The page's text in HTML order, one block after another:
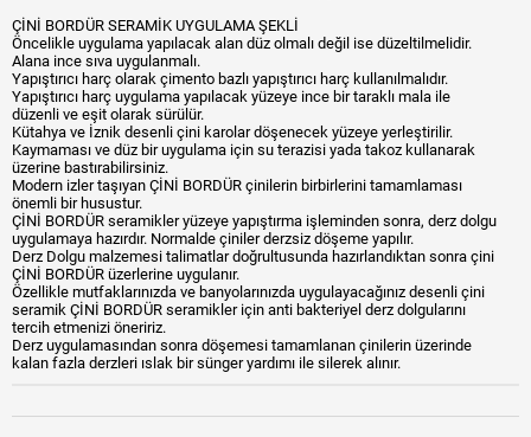
ÇİNİ BORDÜR SERAMİK UYGULAMA ŞEKLİ
Öncelikle uygulama yapılacak alan düz olmalı değil ise düzeltilmelidir.
Alana ince sıva uygulanmalı.
Yapıştırıcı harç olarak çimento bazlı yapıştırıcı harç kullanılmalıdır.
Yapıştırıcı harç uygulama yapılacak yüzeye ince bir taraklı mala ile
düzenli ve eşit olarak sürülür.
Kütahya ve İznik desenli çini karolar döşenecek yüzeye yerleştirilir.
Kaymaması ve düz bir uygulama için su terazisi yada takoz kullanarak
üzerine bastırabilirsiniz.
Modern izler taşıyan ÇİNİ BORDÜR çinilerin birbirlerini tamamlaması
önemli bir husustur.
ÇİNİ BORDÜR seramikler yüzeye yapıştırma işleminden sonra, derz dolgu
uygulamaya hazırdır. Normalde çiniler derzsiz döşeme yapılır.
Derz Dolgu malzemesi talimatlar doğrultusunda hazırlandıktan sonra çini
ÇİNİ BORDÜR üzerlerine uygulanır.
Özellikle mutfaklarınızda ve banyolarınızda uygulayacağınız desenli çini
seramik ÇİNİ BORDÜR seramikler için anti bakteriyel derz dolgularını
tercih etmenizi öneririz.
Derz uygulamasından sonra döşemesi tamamlanan çinilerin üzerinde
kalan fazla derzleri ıslak bir sünger yardımı ile silerek alınır.